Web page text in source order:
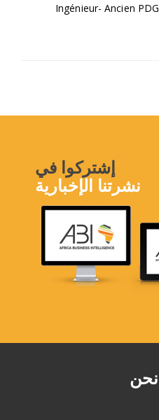
Ingénieur- Ancien
إشتركوا في
نشرتنا الإخبارية